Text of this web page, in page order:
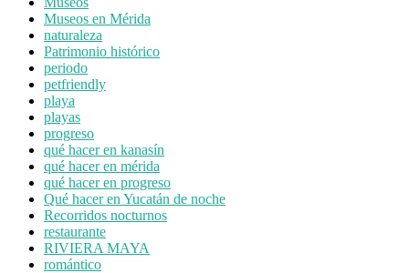
Museos en Mérida
naturaleza
Patrimonio histórico
periodo
petfriendly
playa
playas
progreso
qué hacer en kanasín
qué hacer en mérida
qué hacer en progreso
Qué hacer en Yucatán de noche
Recorridos nocturnos
restaurante
RIVIERA MAYA
romántico